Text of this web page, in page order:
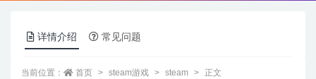
详情介绍 常见问题
当前位置： 首页 steam游戏 steam 正文